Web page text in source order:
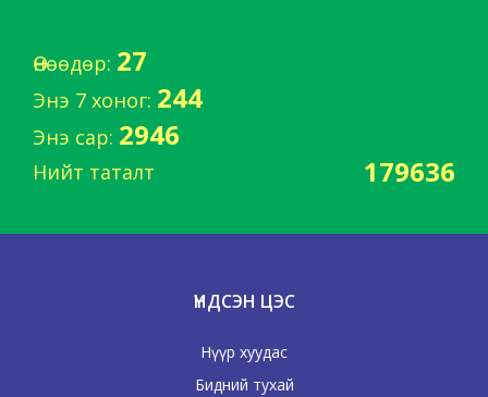
Өнөөдөр: 27
Энэ 7 хоног: 244
Энэ сар: 2946
Нийт таталт 179636
ҮНДСЭН ЦЭС
Нүүр хуудас
Бидний тухай